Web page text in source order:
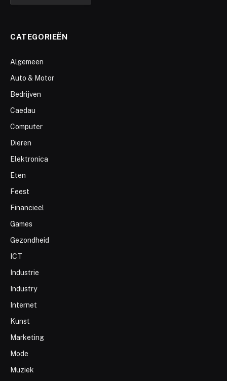
CATEGORIEËN
Algemeen
Auto & Motor
Bedrijven
Caedau
Computer
Dieren
Elektronica
Eten
Feest
Financieel
Games
Gezondheid
ICT
Industrie
Industry
Internet
Kunst
Marketing
Mode
Muziek